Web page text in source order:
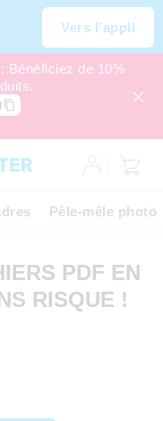
Vers l’appli
Bénéficiez de 10%
Pêle-mêle photo
PDF EN
RISQUE !